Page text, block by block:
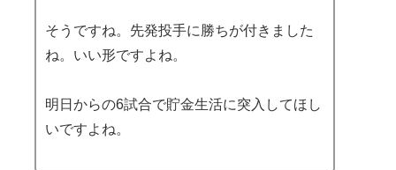
そうですね。先発投手に勝ちが付きました
ね。いい形ですよね。
明日からの6試合で貯金生活に突入してほし
いですよね。